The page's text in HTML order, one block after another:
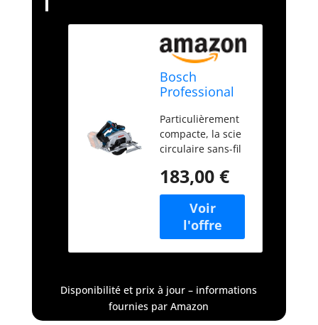
Bosch
Professional
scie circulaire
sans-fil GKS
18V 57-2 (lame
de 165 mm,
capacité de
coupe de 57
Particulièrement
compacte, la scie
circulaire sans-fil
Professional avec
lame à droite offre
des performances
remarquables
avec son puissant
moteur sans
protection de la
santé de
l’utilisateur grâce
183,00 €
Disponibilité et prix à jour – informations
fournies par Amazon